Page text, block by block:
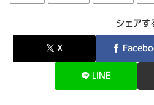
シェアす
X
LINE